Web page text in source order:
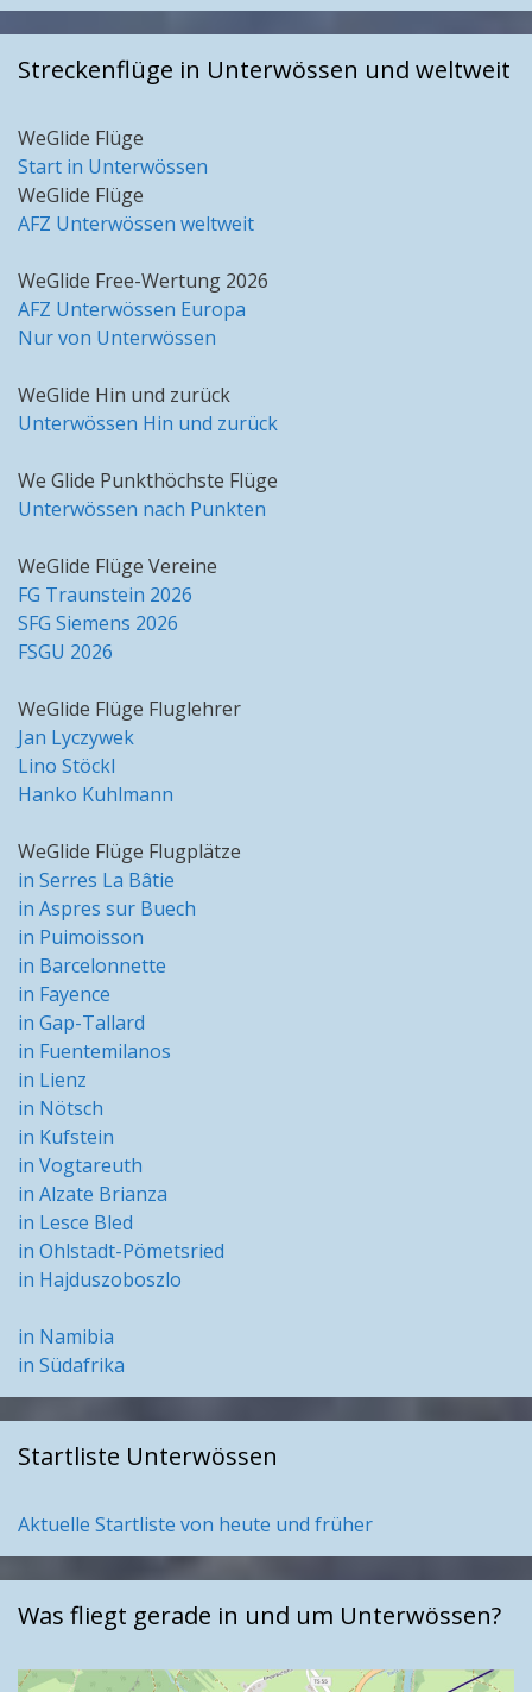
Streckenflüge in Unterwössen und weltweit
WeGlide Flüge
Start in Unterwössen
WeGlide Flüge
AFZ Unterwössen weltweit
WeGlide Free-Wertung 2026
AFZ Unterwössen Europa
Nur von Unterwössen
WeGlide Hin und zurück
Unterwössen Hin und zurück
We Glide Punkthöchste Flüge
Unterwössen nach Punkten
WeGlide Flüge Vereine
FG Traunstein 2026
SFG Siemens 2026
FSGU 2026
WeGlide Flüge Fluglehrer
Jan Lyczywek
Lino Stöckl
Hanko Kuhlmann
WeGlide Flüge Flugplätze
in Serres La Bâtie
in Aspres sur Buech
in Puimoisson
in Barcelonnette
in Fayence
in Gap-Tallard
in Fuentemilanos
in Lienz
in Nötsch
in Kufstein
in Vogtareuth
in Alzate Brianza
in Lesce Bled
in Ohlstadt-Pömetsried
in Hajduszoboszlo
in Namibia
in Südafrika
Startliste Unterwössen
Aktuelle Startliste von heute und früher
Was fliegt gerade in und um Unterwössen?